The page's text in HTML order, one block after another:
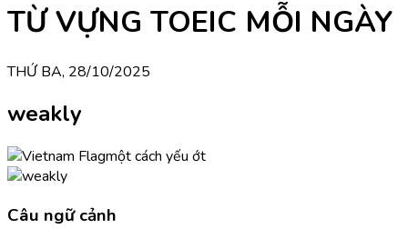
TỪ VỰNG TOEIC MỖI NGÀY
THỨ BA, 28/10/2025
weakly
một cách yếu ớt
Câu ngữ cảnh